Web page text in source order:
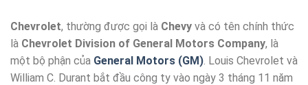
Chevrolet, thường được gọi là Chevy và có tên chính thức
là Chevrolet Division of General Motors Company, là
một bộ phận của General Motors (GM) . Louis Chevrolet và
William C. Durant bắt đầu công ty vào ngày 3 tháng 11 năm